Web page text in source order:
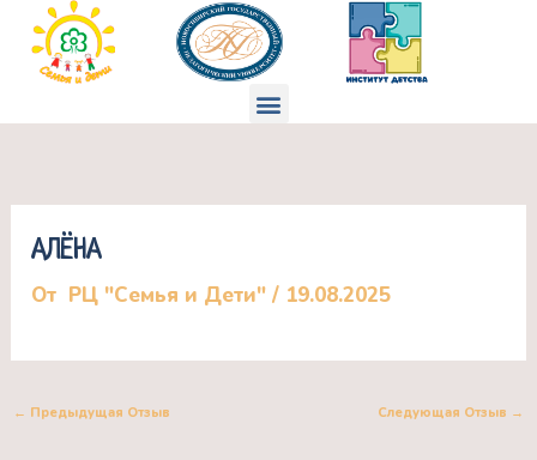
Перейти
содержимому
Меню
АЛЁНА
От РЦ "Семья и Дети"/ 19.08.2025
← Предыдущая Отзыв Следующая Отзыв →